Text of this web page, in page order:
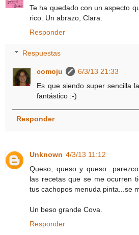
Te ha quedado con un aspecto
rico. Un abrazo, Clara.
Responder
Respuestas
comoju
6/3/13 21:33
Es que siendo super sencilla
fantástico :-)
Responder
Unknown 4/3/13 11:12
Queso, queso y
las recetas que se me ocurren
tus cachopos menuda pinta...se
Un beso grande Cova.
Responder